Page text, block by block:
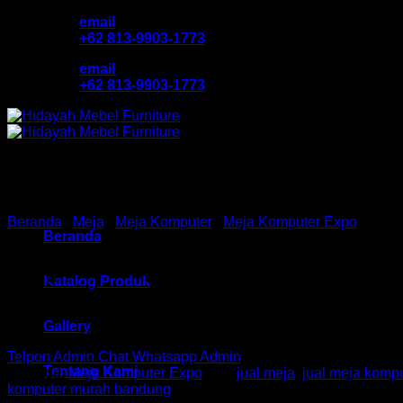
email
+62 813-9903-1773
email
+62 813-9903-1773
Beranda
Katalog Produk
Gallery
Tentang Kami
Beranda Meja Meja Komputer Meja Komputer Expo
Telpon Admin Chat Whatsapp Admin
Kategori:Meja Komputer Expo jual meja jual meja
komputer murah bandung